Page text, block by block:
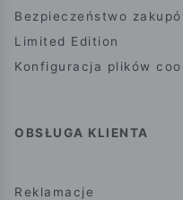
Bezpieczeństwo
Limited Edition
Konfiguracja plików
OBSŁUGA KLIENTA
Reklamacje